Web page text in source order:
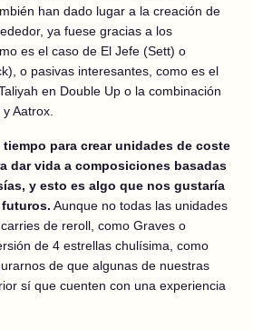
han dado lugar a la creación de
ya fuese gracias a los
es el caso de El Jefe (Sett) o
o pasivas interesantes, como es el
en Double Up o la combinación
Aatrox.
para crear unidades de coste
dar vida a composiciones basadas
y esto es algo que nos gustaría
futuros. Aunque no todas las unidades
de reroll, como Graves o
de 4 estrellas chulísima, como
de que algunas de nuestras
sí que cuenten con una experiencia